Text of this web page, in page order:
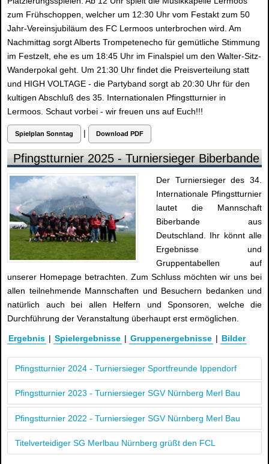
zum Frühschoppen, welcher um 12:30 Uhr vom Festakt zum 50
Jahr-Vereinsjubiläum des FC Lermoos unterbrochen wird. Am
Nachmittag sorgt Alberts Trompetenecho für gemütliche Stimmung
im Festzelt, ehe es um 18:45 Uhr im Finalspiel um den Walter-Sitz-
Wanderpokal geht. Um 21:30 Uhr findet die Preisverteilung statt
und HIGH VOLTAGE - die Partyband sorgt ab 20:30 Uhr für den
kultigen Abschluß des 35. Internationalen Pfingstturnier in
Lermoos. Schaut vorbei - wir freuen uns auf Euch!!!
Spielplan Sonntag | Download PDF
Pfingstturnier 2025 - Turniersieger Biberbande
Der Turniersieger des 34.
Internationale Pfingstturnier
lautet die Mannschaft
Biberbande aus
Deutschland. Ihr könnt alle
Ergebnisse und
Gruppentabellen auf
unserer Homepage betrachten. Zum Schluss möchten wir uns bei
allen teilnehmende Mannschaften und Besuchern bedanken und
natürlich auch bei allen Helfern und Sponsoren, welche die
Durchführung der Veranstaltung überhaupt erst ermöglichen.
Ergebnis | Spielergebnisse | Gruppenergebnisse | Bilder
Pfingstturnier 2024 - Turniersieger Sportfreunde Ippendorf
Pfingstturnier 2023 - Turniersieger SGV Nürnberg Merl Bau
Pfingstturnier 2022 - Turniersieger SGV Nürnberg Merl Bau
Titelverteidiger SG Merlbau Nürnberg grüßt den FCL